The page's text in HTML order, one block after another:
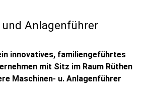
Anlagenführer
innovatives, familiengeführtes
mit Sitz im Raum Rüthen
Maschinen- u. Anlagenführer